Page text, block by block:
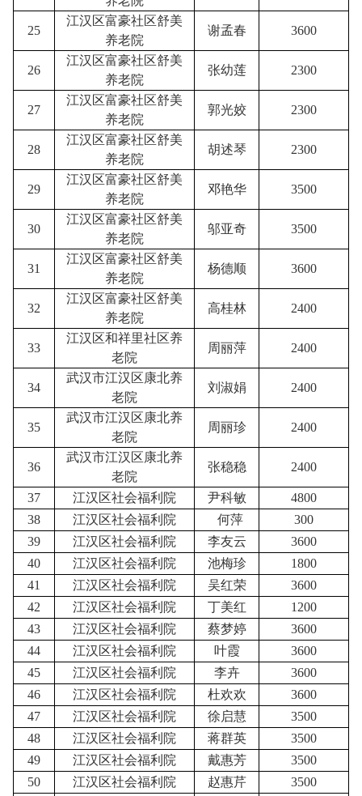
25
江汉区富豪社区舒美
养老院
谢孟春 3600
26
江汉区富豪社区舒美
养老院
张幼莲 2300
27
江汉区富豪社区舒美
养老院
郭光姣 2300
28
江汉区富豪社区舒美
养老院
胡述琴 2300
29
江汉区富豪社区舒美
养老院
邓艳华 3500
30
江汉区富豪社区舒美
养老院
邬亚奇 3500
31
江汉区富豪社区舒美
养老院
杨德顺 3600
32
江汉区富豪社区舒美
养老院
高桂林 2400
33
江汉区和祥里社区养
老院
周丽萍 2400
34
武汉市江汉区康北养
老院
刘淑娟 2400
35
武汉市江汉区康北养
老院
周丽珍 2400
36
武汉市江汉区康北养
老院
张稳稳 2400
37 江汉区社会福利院 尹科敏
4800
38
江汉区社会福利院 何萍
300
39
江汉区社会福利院 李友云
3600
40
江汉区社会福利院 池梅珍
1800
41
江汉区社会福利院 吴红荣
3600
42
江汉区社会福利院 丁美红
1200
43
江汉区社会福利院 蔡梦婷
3600
44
江汉区社会福利院 叶霞
3600
45
江汉区社会福利院 李卉
3600
46
江汉区社会福利院 杜欢欢
3600
47
江汉区社会福利院 徐启慧
3500
48
江汉区社会福利院 蒋群英
3500
49
江汉区社会福利院 戴惠芳
3500
50
江汉区社会福利院 赵惠芹
3500